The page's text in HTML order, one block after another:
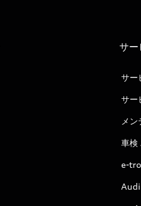
サー
サー
サー
メ
車検
e-
Audi